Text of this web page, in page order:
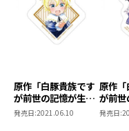
※原作小説
購入特典は含まれませ
書籍体裁 ： 単
イラスト ：
漫画 ： よこ
原作「白豚貴族です
が前世の記憶が生え
たのでひよこな弟育
発売日:2021.06.10
原作
が前
たので
発売日: